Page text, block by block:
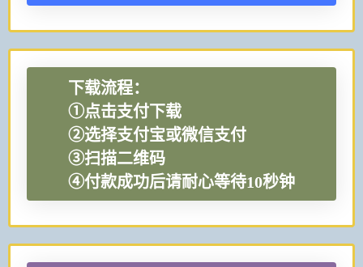
下载流程：
①点击支付下载
②选择支付宝或微信支付
③扫描二维码
④付款成功后请耐心等待10秒钟